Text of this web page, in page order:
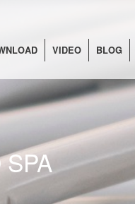
VIDEO BLOG